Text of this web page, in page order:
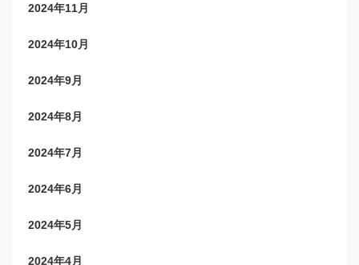
2024年11月
2024年10月
2024年9月
2024年8月
2024年7月
2024年6月
2024年5月
2024年4月